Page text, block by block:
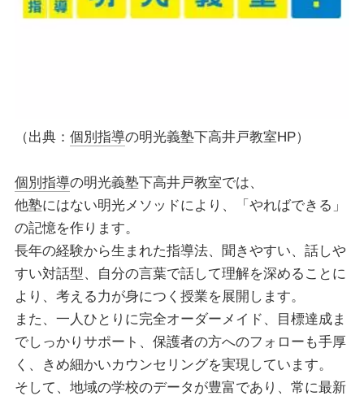
（出典： 個別指導の明光義塾下高井戸教室HP）
個別指導の明光義塾下高井戸教室では、
他塾にはない明光メソッドにより、「やればできる」
の記憶を作ります。
長年の経験から生まれた指導法、聞きやすい、話しや
すい対話型、自分の言葉で話して理解を深めることに
より、考える力が身につく授業を展開します。
また、一人ひとりに完全オーダーメイド、目標達成ま
でしっかりサポート、保護者の方へのフォローも手厚
く、きめ細かいカウンセリングを実現しています。
そして、地域の学校のデータが豊富であり、常に最新